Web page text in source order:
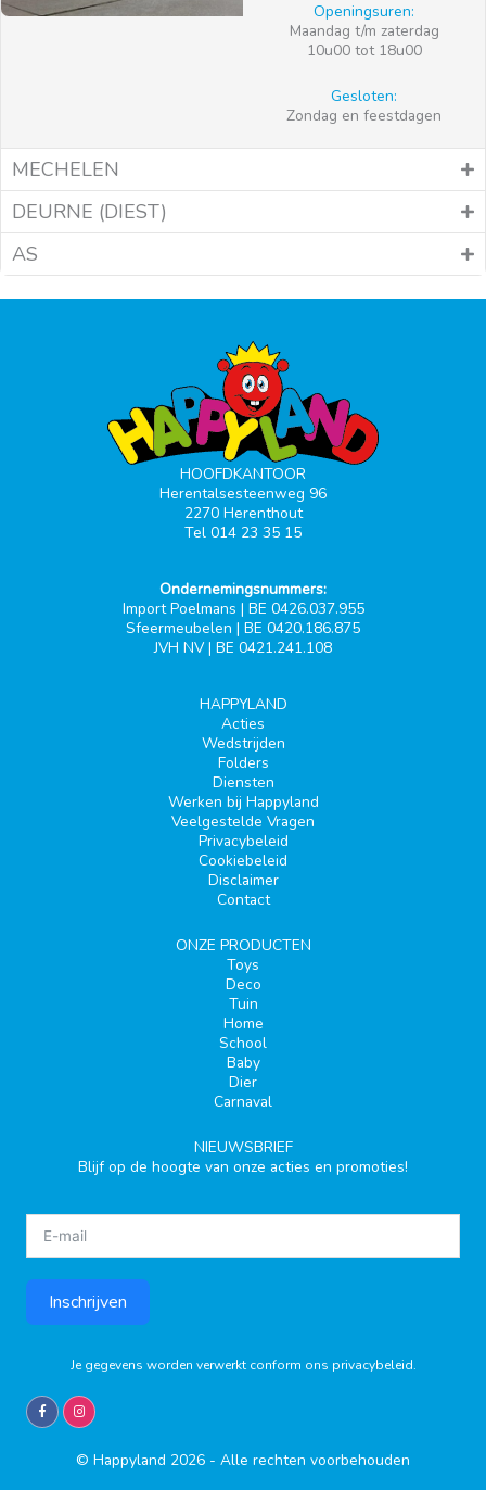
Openingsuren:
Maandag t/m zaterdag
10u00 tot 18u00
Gesloten:
Zondag en feestdagen
MECHELEN
DEURNE (DIEST)
AS
HOOFDKANTOOR
Herentalsesteenweg 96
2270 Herenthout
Tel 014 23 35 15
Ondernemingsnummers:
Import Poelmans | BE 0426.037.955
Sfeermeubelen | BE 0420.186.875
JVH NV | BE 0421.241.108
HAPPYLAND
Acties
Wedstrijden
Folders
Diensten
Werken bij Happyland
Veelgestelde Vragen
Privacybeleid
Cookiebeleid
Disclaimer
Contact
ONZE PRODUCTEN
Toys
Deco
Tuin
Home
School
Baby
Dier
Carnaval
NIEUWSBRIEF
Blijf op de hoogte van onze acties en promoties!
Inschrijven
Je gegevens worden verwerkt conform ons privacybeleid.
© Happyland 2026 - Alle rechten voorbehouden